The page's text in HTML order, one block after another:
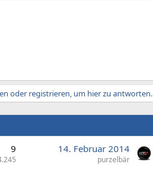
oder registrieren, um hier zu antworten.
9 14. Februar 2014
purzelbär